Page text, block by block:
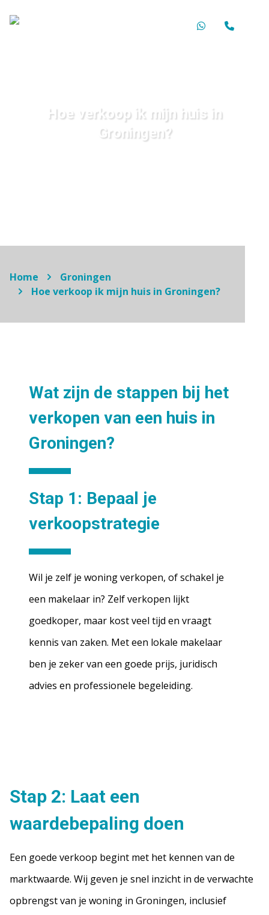
Hoe verkoop ik mijn huis in
Groningen?
Home
Groningen
Hoe verkoop ik mijn huis in Groningen?
Wat zijn de stappen bij het
verkopen van een huis in
Groningen?
Stap 1: Bepaal je
verkoopstrategie
Wil je zelf je woning verkopen, of schakel je
een makelaar in? Zelf verkopen lijkt
goedkoper, maar kost veel tijd en vraagt
kennis van zaken. Met een lokale makelaar
ben je zeker van een goede prijs, juridisch
advies en professionele begeleiding.
Stap 2: Laat een
waardebepaling doen
Een goede verkoop begint met het kennen van de
marktwaarde. Wij geven je snel inzicht in de verwachte
opbrengst van je woning in Groningen, inclusief